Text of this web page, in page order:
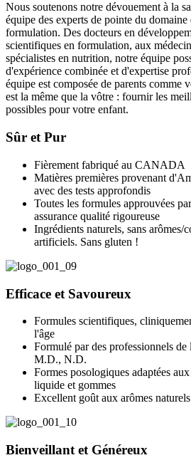
Nous soutenons notre dévouement à la
équipe des experts de pointe du domaine
formulation. Des docteurs en
scientifiques en formulation, aux
spécialistes en nutrition, notre équipe
d'expérience combinée et d'expertise
équipe est composée de parents comme
est la même que la vôtre : fournir les
possibles pour votre enfant.
Sûr et Pur
Fièrement fabriqué au CANADA
Matières premières provenant
avec des tests approfondis
Toutes les formules approuvées
assurance qualité rigoureuse
Ingrédients naturels, sans arômes/
artificiels. Sans gluten !
Efficace et Savoureux
Formules scientifiques,
l'âge
Formulé par des professionnels
M.D., N.D.
Formes posologiques adaptées
liquide et gommes
Excellent goût aux arômes
Bienveillant et Généreux